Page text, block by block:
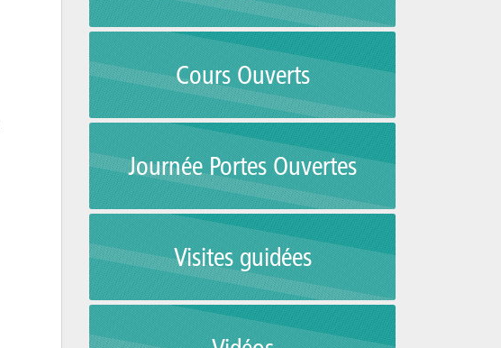
Cours Ouverts
Journée Portes Ouvertes
Visites guidées